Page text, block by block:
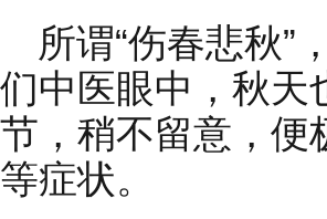
所谓“伤春悲秋”
们中医眼中，秋天
节，稍不留意，便
等症状。